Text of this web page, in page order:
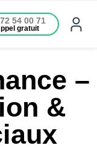
54 00 71
gratuit
–
&